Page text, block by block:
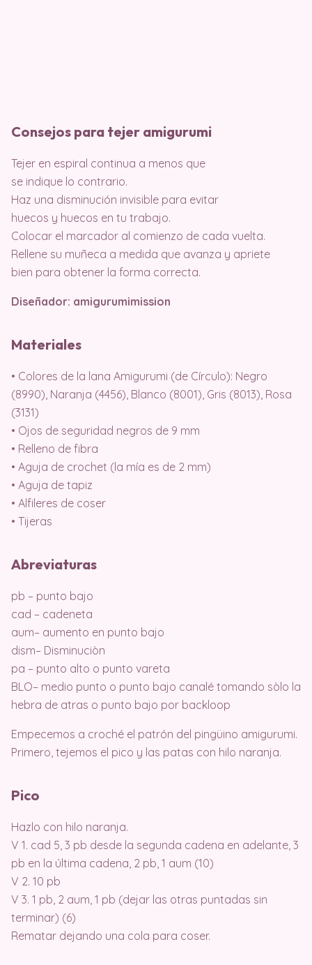
Consejos para tejer amigurumi
Tejer en espiral continua a menos que
se indique lo contrario.
Haz una disminución invisible para evitar
huecos y huecos en tu trabajo.
Colocar el marcador al comienzo de cada vuelta.
Rellene su muñeca a medida que avanza y apriete
bien para obtener la forma correcta.
Diseñador: amigurumimission
Materiales
• Colores de la lana Amigurumi (de Círculo): Negro
(8990), Naranja (4456), Blanco (8001), Gris (8013), Rosa
(3131)
• Ojos de seguridad negros de 9 mm
• Relleno de fibra
• Aguja de crochet (la mía es de 2 mm)
• Aguja de tapiz
• Alfileres de coser
• Tijeras
Abreviaturas
pb – punto bajo
cad – cadeneta
aum– aumento en punto bajo
dism– Disminuciòn
pa – punto alto o punto vareta
BLO– medio punto o punto bajo canalé tomando sòlo la
hebra de atras o punto bajo por backloop
Empecemos a croché el patrón del pingüino amigurumi.
Primero, tejemos el pico y las patas con hilo naranja.
Pico
Hazlo con hilo naranja.
V 1. cad 5, 3 pb desde la segunda cadena en adelante, 3
pb en la última cadena, 2 pb, 1 aum (10)
V 2. 10 pb
V 3. 1 pb, 2 aum, 1 pb (dejar las otras puntadas sin
terminar) (6)
Rematar dejando una cola para coser.